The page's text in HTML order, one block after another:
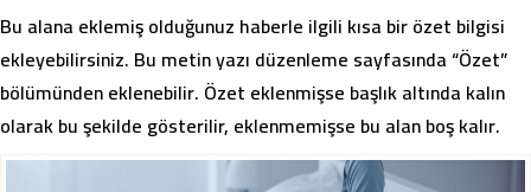
Bu alana eklemiş olduğunuz haberle ilgili kısa bir özet bilgisi
ekleyebilirsiniz. Bu metin yazı düzenleme sayfasında “Özet”
bölümünden eklenebilir. Özet eklenmişse başlık altında kalın
olarak bu şekilde gösterilir, eklenmemişse bu alan boş kalır.